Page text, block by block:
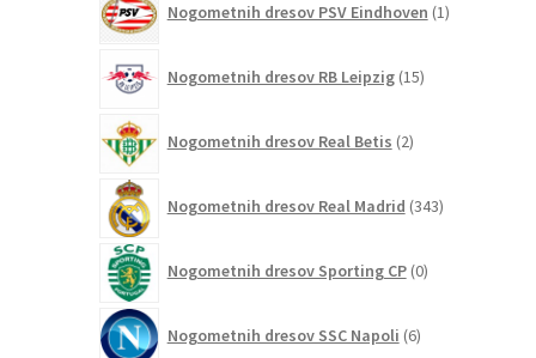
Nogometnih dresov PSV Eindhoven 1izdelek
Nogometnih dresov RB Leipzig 15izdelkov
Nogometnih dresov Real Betis 2izdelka
Nogometnih dresov Real Madrid 343izdelkov
Nogometnih dresov Sporting CP 0izdelkov
Nogometnih dresov SSC Napoli 6izdelkov